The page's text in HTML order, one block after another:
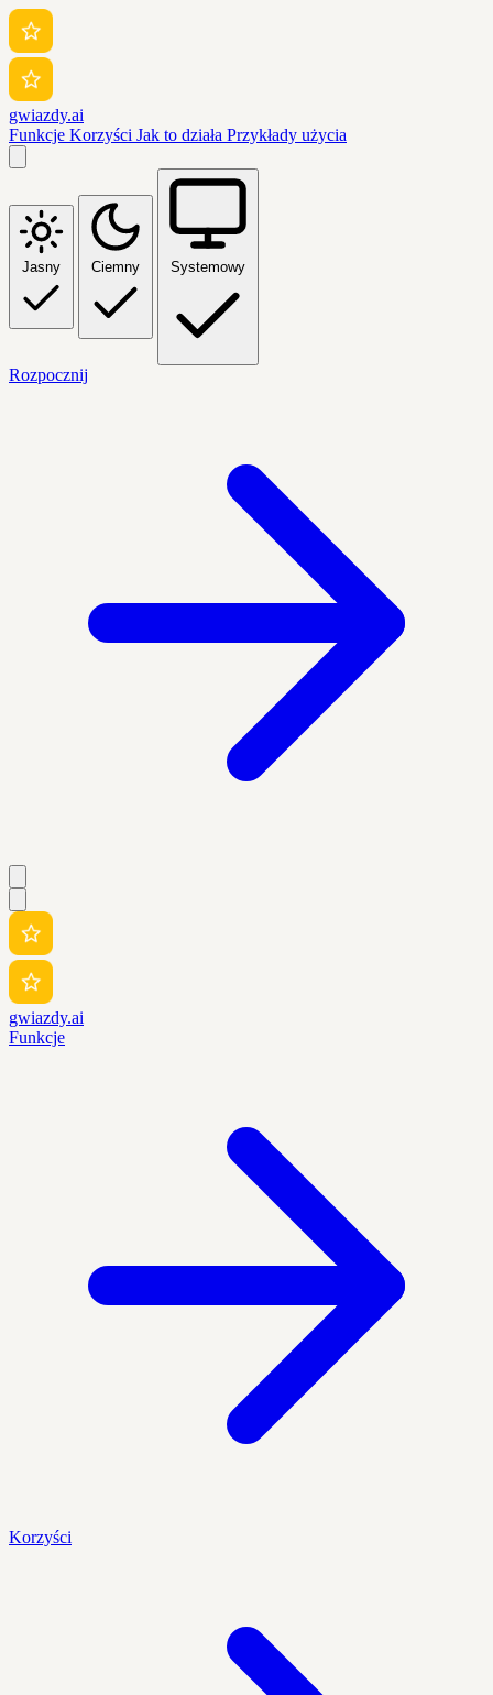
gwiazdy.ai
Funkcje Korzyści Jak to działa Przykłady użycia
Jasny Ciemny Systemowy
Rozpocznij
gwiazdy.ai
Funkcje
Korzyści